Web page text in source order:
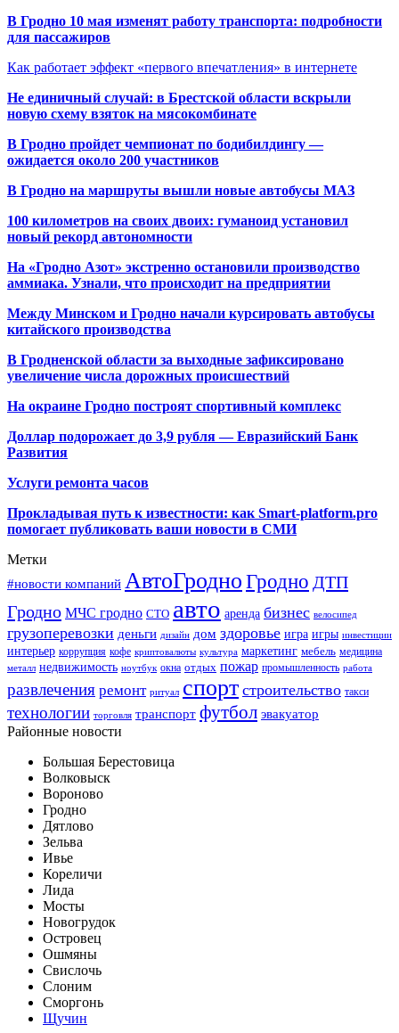
В Гродно 10 мая изменят работу транспорта: подробности
для пассажиров
Как работает эффект «первого впечатления» в интернете
Не единичный случай: в Брестской области вскрыли
новую схему взяток на мясокомбинате
В Гродно пройдет чемпионат по бодибилдингу —
ожидается около 200 участников
В Гродно на маршруты вышли новые автобусы МАЗ
100 километров на своих двоих: гуманоид установил
новый рекорд автономности
На «Гродно Азот» экстренно остановили производство
аммиака. Узнали, что происходит на предприятии
Между Минском и Гродно начали курсировать автобусы
китайского производства
В Гродненской области за выходные зафиксировано
увеличение числа дорожных происшествий
На окраине Гродно построят спортивный комплекс
Доллар подорожает до 3,9 рубля — Евразийский Банк
Развития
Услуги ремонта часов
Прокладывая путь к известности: как Smart-platform.pro
помогает публиковать ваши новости в СМИ
Метки
#новости компаний АвтоГродноГродно ДТП
Гродно МЧС гродно СТО авто аренда бизнес велосипед
грузоперевозки деньги дизайн дом здоровье игра игры инвестиции
интерьер коррупция кофе криптовалюты культура маркетинг мебель медицина
металл недвижимость ноутбук окна отдых пожар промышленность работа
развлечения ремонт ритуал спорт строительство такси
технологии торговля транспорт футбол эвакуатор
Районные новости
Большая Берестовица
Волковыск
Вороново
Гродно
Дятлово
Зельва
Ивье
Кореличи
Лида
Мосты
Новогрудок
Островец
Ошмяны
Свислочь
Слоним
Сморгонь
Щучин